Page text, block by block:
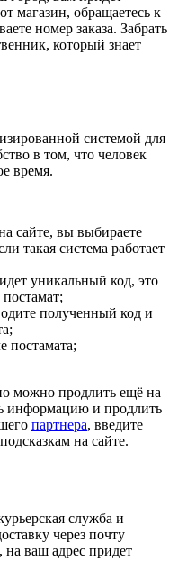
магазин, обращаетесь к
номер заказа. Забрать
который знает
системой для
в том, что человек
время.
сайте, вы выбираете
такая система работает
уникальный код, это
постамат;
полученный код и
постамата;
можно продлить ещё на
информацию и продлить
партнера, введите
на сайте.
служба и
через почту
ваш адрес придет